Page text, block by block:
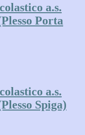
a.s.
Porta
a.s.
Spiga)